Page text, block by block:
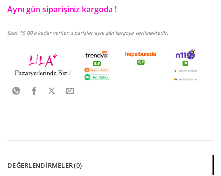
Aynı gün siparişiniz kargoda !
Saat 15.00'a kadar verilen siparişler aynı gün kargoya verilmektedir.
DEĞERLENDIRMELER (0)